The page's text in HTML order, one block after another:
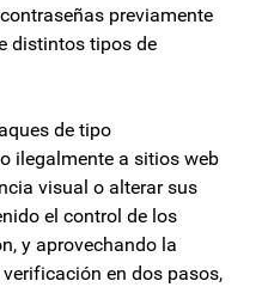
previamente
distintos tipos de
de tipo
ilegalmente a sitios web
visual o alterar sus
el control de los
y aprovechando la
en dos pasos,